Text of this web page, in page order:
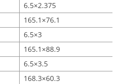
6.5×2.375
165.1×76.1
6.5×3
165.1×88.9
6.5×3.5
168.3×60.3